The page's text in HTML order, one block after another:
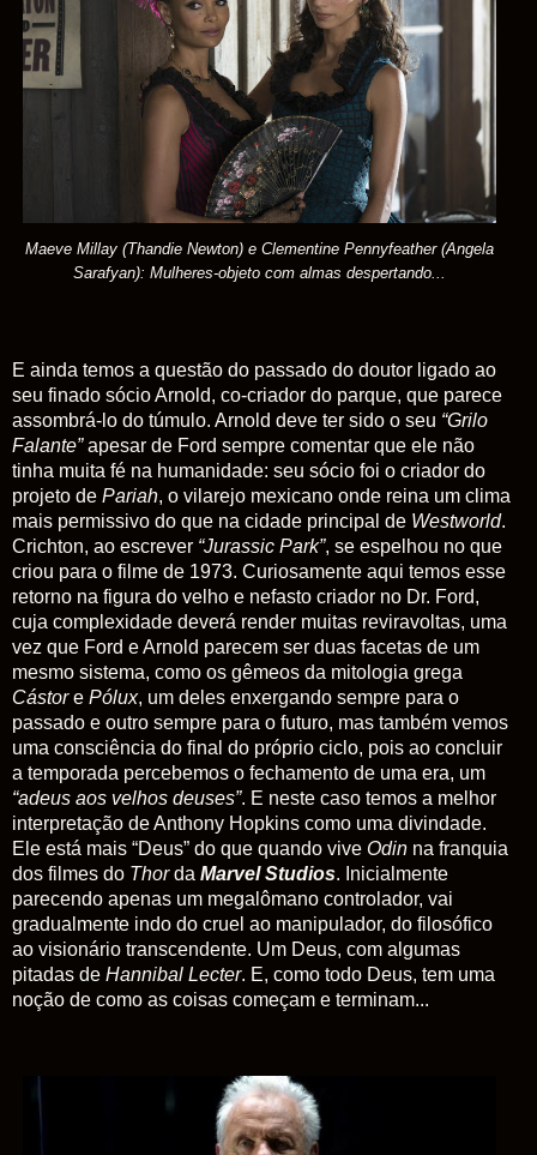
Maeve Millay (Thandie Newton) e Clementine Pennyfeather (Angela
Sarafyan): Mulheres-objeto com almas despertando...
E ainda temos a questão do passado do doutor ligado ao
seu finado sócio Arnold, co-criador do parque, que parece
assombrá-lo do túmulo. Arnold deve ter sido o seu “Grilo
Falante”apesar de Ford sempre comentar que ele não
tinha muita fé na humanidade: seu sócio foi o criador do
projeto de Pariah, o vilarejo mexicano onde reina um clima
mais permissivo do que na cidade principal de Westworld.
Crichton, ao escrever “Jurassic Park”, se espelhou no que
criou para o filme de 1973. Curiosamente aqui temos esse
retorno na figura do velho e nefasto criador no Dr. Ford,
cuja complexidade deverá render muitas reviravoltas, uma
vez que Ford e Arnold parecem ser duas facetas de um
mesmo sistema, como os gêmeos da mitologia grega
Cástore Pólux, um deles enxergando sempre para o
passado e outro sempre para o futuro, mas também vemos
uma consciência do final do próprio ciclo, pois ao concluir
a temporada percebemos o fechamento de uma era, um
“adeus aos velhos deuses”. E neste caso temos a melhor
interpretação de Anthony Hopkins como uma divindade.
Ele está mais “Deus” do que quando vive Odin na franquia
dos filmes do Thorda Marvel Studios. Inicialmente
parecendo apenas um megalômano controlador, vai
gradualmente indo do cruel ao manipulador, do filosófico
ao visionário transcendente. Um Deus, com algumas
pitadas de Hannibal Lecter. E, como todo Deus, tem uma
noção de como as coisas começam e terminam...